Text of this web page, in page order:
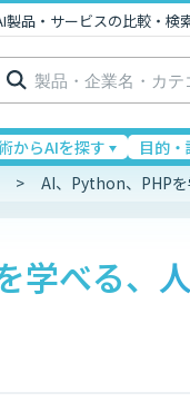
品・サービスの比較・検
索:
からAIを探す 目的
AI、Python、PHP
学べる、